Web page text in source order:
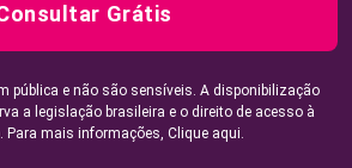
Grátis
pública e não são sensíveis. A disponibilização
a legislação brasileira e o direito de acesso à
Para mais informações, Clique aqui.